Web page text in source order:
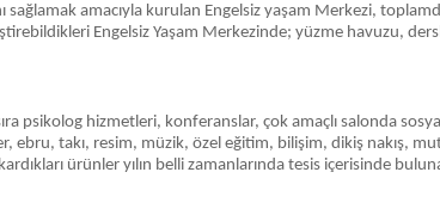
sağlamak amacıyla kurulan Engelsiz yaşam Merkezi,
Engelsiz Yaşam Merkezinde; yüzme havuzu,
psikolog hizmetleri, konferanslar, çok amaçlı salonda
ebru, takı, resim, müzik, özel eğitim, bilişim, dikiş nakış,
ürünler yılın belli zamanlarında tesis içerisinde